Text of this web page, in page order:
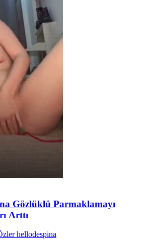
Gözlüklü Parmaklamayı
Arttı
hellodespina